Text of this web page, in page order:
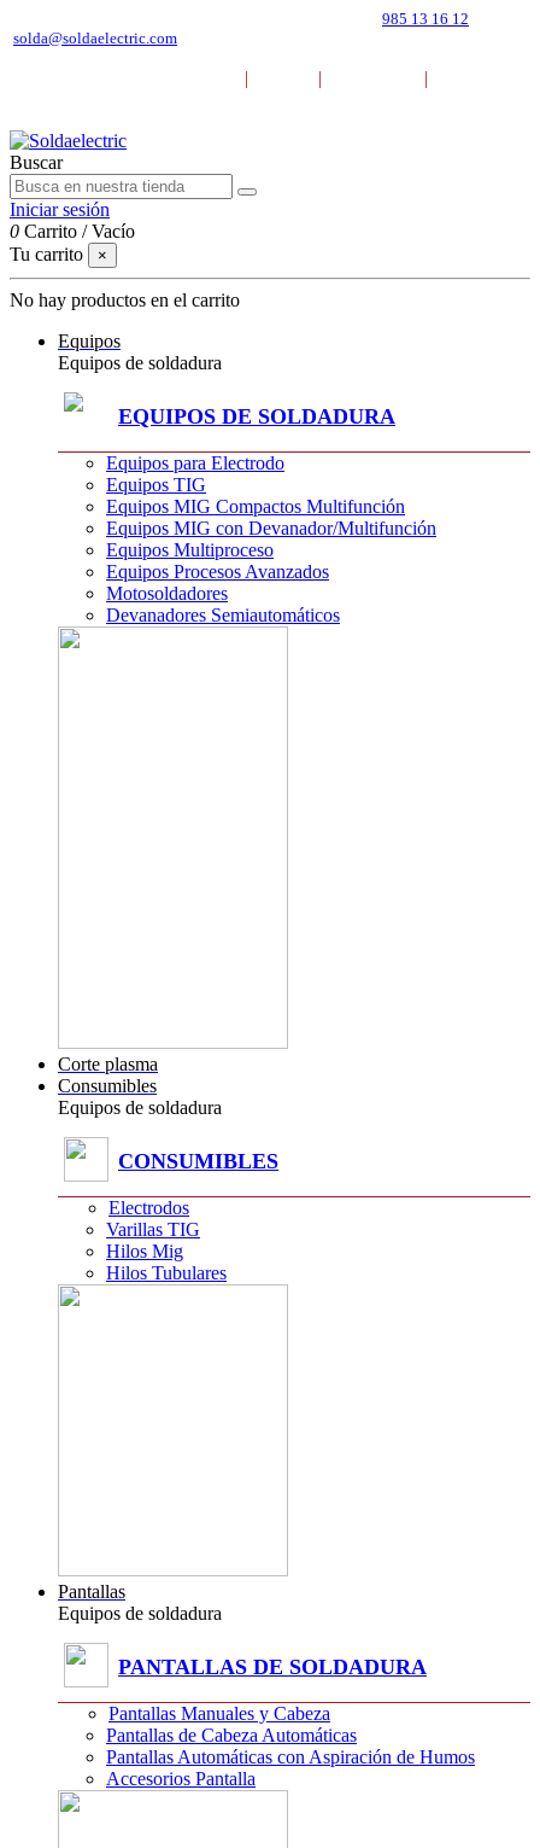
985 13 16 12
solda@soldaelectric.com
| | |
Buscar
Iniciar sesión
0 Carrito /Vacío
Tu carrito
×
No hay productos en el carrito
Equipos
Equipos de soldadura
EQUIPOS DE SOLDADURA
Equipos para Electrodo
Equipos TIG
Equipos MIG Compactos Multifunción
Equipos MIG con Devanador/Multifunción
Equipos Multiproceso
Equipos Procesos Avanzados
Motosoldadores
Devanadores Semiautomáticos
Corte plasma
Consumibles
Equipos de soldadura
CONSUMIBLES
Electrodos
Varillas TIG
Hilos Mig
Hilos Tubulares
Pantallas
Equipos de soldadura
PANTALLAS DE SOLDADURA
Pantallas Manuales y Cabeza
Pantallas de Cabeza Automáticas
Pantallas Automáticas con Aspiración de Humos
Accesorios Pantalla